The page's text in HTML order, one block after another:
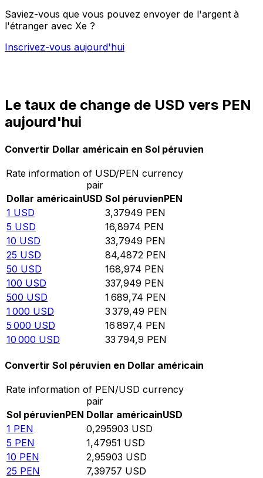
Saviez-vous que vous pouvez envoyer de l'argent à
l'étranger avec Xe ?
Inscrivez-vous aujourd'hui
Le taux de change de USD vers PEN
aujourd'hui
Convertir Dollar américain en Sol péruvien
Rate information of USD/PEN currency
pair
Dollar américainUSD Sol péruvienPEN
1 USD 3,37949 PEN
5 USD 16,8974 PEN
10 USD 33,7949 PEN
25 USD 84,4872 PEN
50 USD 168,974 PEN
100 USD 337,949 PEN
500 USD 1 689,74 PEN
1 000 USD 3 379,49 PEN
5 000 USD 16 897,4 PEN
10 000 USD 33 794,9 PEN
Convertir Sol péruvien en Dollar américain
Rate information of PEN/USD currency
pair
Sol péruvienPEN Dollar américainUSD
1 PEN 0,295903 USD
5 PEN 1,47951 USD
10 PEN 2,95903 USD
25 PEN 7,39757 USD